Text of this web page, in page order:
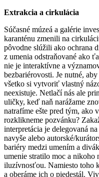
Extrakcia a cirkulácia
Súčasné múzeá a galérie
karanténu zmenili na
pôvodne slúžili ako ochrana
z umenia odstraňované ako
nie je interaktívne a
bezbariérovosti. Je nutné,
všetko si vytvoriť vlastný
neexistuje. Netlačí nás ale
uličky, keď naň narážame
natrafíme ešte pred tým, ako
rozklikneme pozvánku?
interpretácia je delegovaná
navyše alebo autorské/
bariéry medzi umením a
umenie stratilo moc a nikoho
iluzívnosťou. Namiesto toho
a oberáme ich o piedestál.